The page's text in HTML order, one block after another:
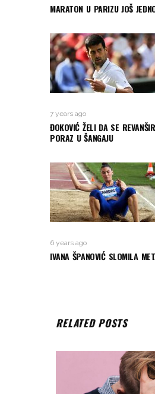
MARATON U PARIZU JOŠ
7 years ago
ĐOKOVIĆ ŽELI DA SE
PORAZ U ŠANGAJU
6 years ago
IVANA ŠPANOVIĆ SLOMILA
RELATED POSTS